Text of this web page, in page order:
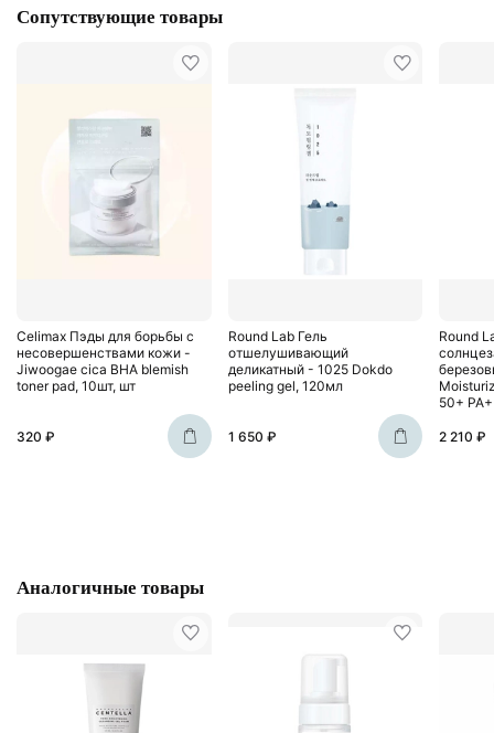
Сопутствующие товары
Celimax Пэды для борьбы с
несовершенствами кожи -
Jiwoogae cica BHA blemish
toner pad, 10шт, шт
320 ₽
Round Lab Гель
отшелушивающий
деликатный - 1025 Dokdo
peeling gel, 120мл
1 650 ₽
Round
50+
2 210 ₽
Аналогичные товары